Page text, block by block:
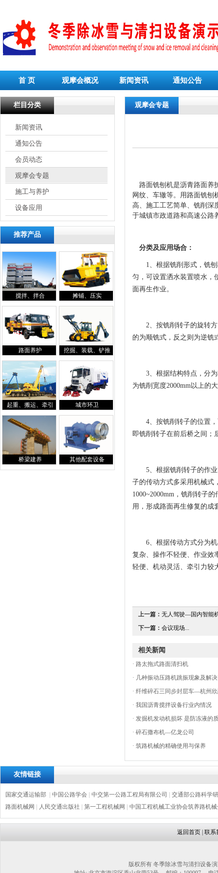
首 页 观摩会概况 新闻资讯 通知公告
栏目分类
新闻资讯
通知公告
会员动态
观摩会专题
施工与养护
设备应用
推荐产品
搅拌、拌合 摊铺、压实
路面养护 挖掘、装载、铲推
起重、搬运、牵引 城市环卫
桥梁建养 其他配套设备
观摩会专题
路面铣刨机是沥青路面养
网纹、车辙等。用路面铣刨
高、施工工艺简单、铣削深
于城镇市政道路和高速公路
分类及应用场合：
1、 根据铣削形式，铣
匀，可设置洒水装置喷水，
面再生作业。
2、 按铣削转子的旋转
的为顺铣式，反之则为逆铣
3、 根据结构特点，分
为铣削宽度2000mm以上的
4、 按铣削转子的位置
即铣削转子在前后桥之间；
5、 根据铣削转子的作
子的传动方式多采用机械式
1000~2000mm ，铣削转子
用，形成路面再生修复的成
6、 根据传动方式分为
复杂、操作不轻便、作业效
轻便、机动灵活、牵引力较
上一篇： 无人驾驶—国内智能
下一篇： 会议现场...
相关新闻
· 路太拖式路面清扫机
· 几种振动压路机跳振现象及解
· 纤维碎石三同步封层车—杭州
· 我国沥青搅拌设备行业内情况
· 发掘机发动机损坏 是防冻液的
· 碎石撒布机—亿龙公司
· 筑路机械的精确使用与保养
友情链接
国家交通运输部 中国公路学会 中交第一公路工程局有限公司
交通部公路科学
路面机械网
人民交通出版社 第一工程机械网 中国工程机械工业协会筑养路机
返回首页 联系
版权所有 冬季除冰雪与清扫设备